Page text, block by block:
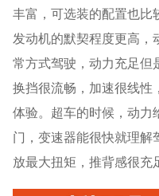
丰富，可选装的配置也比
发动机的默契程度更高，
常方式驾驶，动力充足但
换挡很流畅，加速很线性
体验。超车的时候，动力
门，变速器能很快就理解
放最大扭矩，推背感很充